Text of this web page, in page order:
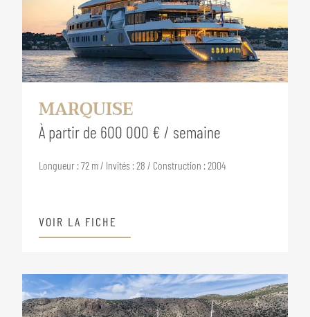
MARQUISE
À partir de 600 000 € / semaine
Longueur : 72 m / Invités : 28 / Construction : 2004
VOIR LA FICHE